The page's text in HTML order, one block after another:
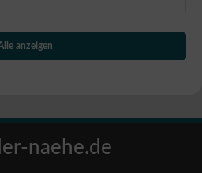
anzeigen
naehe.de